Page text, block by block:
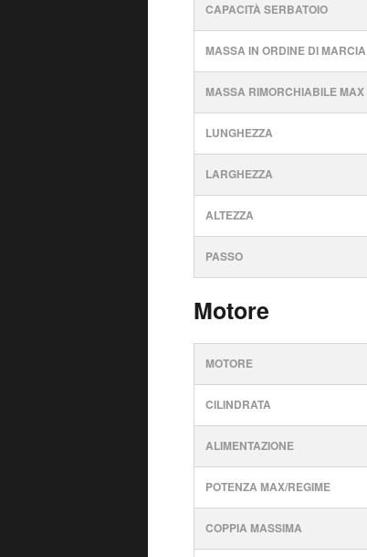
CAPACITÀ SERBATOIO
MASSA IN ORDINE DI MARCIA
MASSA RIMORCHIABILE MAX
LUNGHEZZA
LARGHEZZA
ALTEZZA
PASSO
Motore
MOTORE
CILINDRATA
ALIMENTAZIONE
POTENZA MAX/REGIME
COPPIA MASSIMA